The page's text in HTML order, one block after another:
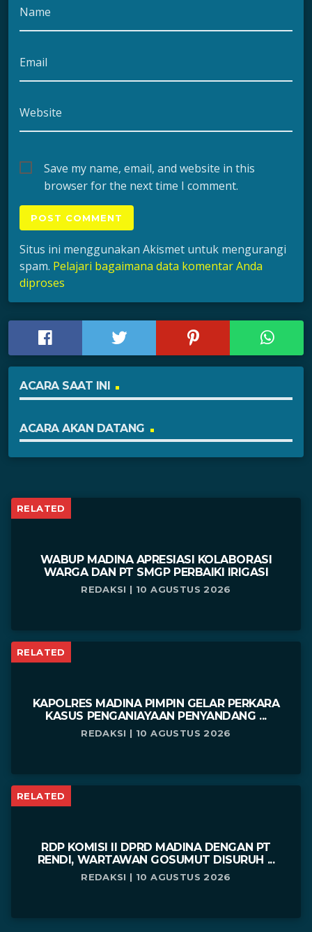
Name
Email
Website
Save my name, email, and website in this
browser for the next time I comment.
Situs ini menggunakan Akismet untuk mengurangi
spam. Pelajari bagaimana data komentar Anda
diproses
ACARA SAAT INI
ACARA AKAN DATANG
RELATED
WABUP MADINA APRESIASI KOLABORASI
WARGA DAN PT SMGP PERBAIKI IRIGASI
REDAKSI | 10 AGUSTUS 2026
RELATED
KAPOLRES MADINA PIMPIN GELAR PERKARA
KASUS PENGANIAYAAN PENYANDANG ...
REDAKSI | 10 AGUSTUS 2026
RELATED
RDP KOMISI II DPRD MADINA DENGAN PT
RENDI, WARTAWAN GOSUMUT DISURUH ...
REDAKSI | 10 AGUSTUS 2026